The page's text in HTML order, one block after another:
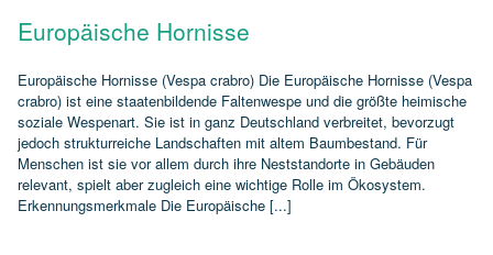
Europäische Hornisse
Europäische Hornisse (Vespa crabro) Die Europäische Hornisse (Vespa
crabro) ist eine staatenbildende Faltenwespe und die größte heimische
soziale Wespenart. Sie ist in ganz Deutschland verbreitet, bevorzugt
jedoch strukturreiche Landschaften mit altem Baumbestand. Für
Menschen ist sie vor allem durch ihre Neststandorte in Gebäuden
relevant, spielt aber zugleich eine wichtige Rolle im Ökosystem.
Erkennungsmerkmale Die Europäische [...]